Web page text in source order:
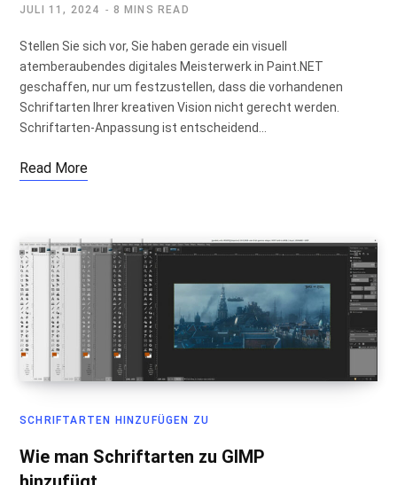
JULI 11, 2024 8 MINS READ
Stellen Sie sich vor, Sie haben gerade ein visuell
atemberaubendes digitales Meisterwerk in Paint.NET
geschaffen, nur um festzustellen, dass die vorhandenen
Schriftarten Ihrer kreativen Vision nicht gerecht werden.
Schriftarten-Anpassung ist entscheidend…
Read More
SCHRIFTARTEN HINZUFÜGEN ZU
Wie man Schriftarten zu GIMP